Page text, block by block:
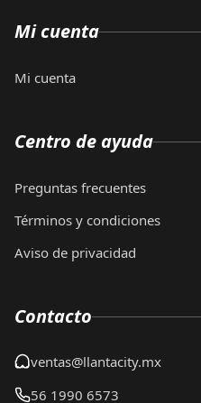
Mi cuenta
Mi cuenta
Centro de ayuda
Preguntas frecuentes
Términos y condiciones
Aviso de privacidad
Contacto
ventas@llantacity.mx
56 1990 6573